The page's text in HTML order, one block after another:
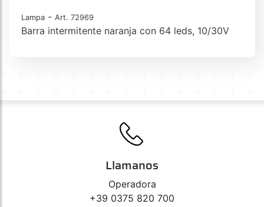
Lampa - Art. 72969
Barra intermitente naranja con 64 leds, 10/30V
Llamanos
Operadora
+39 0375 820 700